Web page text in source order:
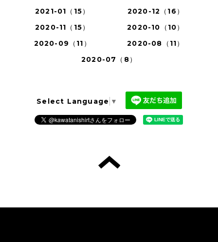
2021-01（15）
2020-12（16）
2020-11（15）
2020-10（10）
2020-09（11）
2020-08（11）
2020-07（8）
Select Language ▼